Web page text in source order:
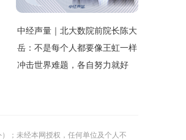
中经声量｜北大数院前院长陈大
岳：不是每个人都要像王虹一样
冲击世界难题，各自努力就好
；未经本网授权，任何单位及个人不